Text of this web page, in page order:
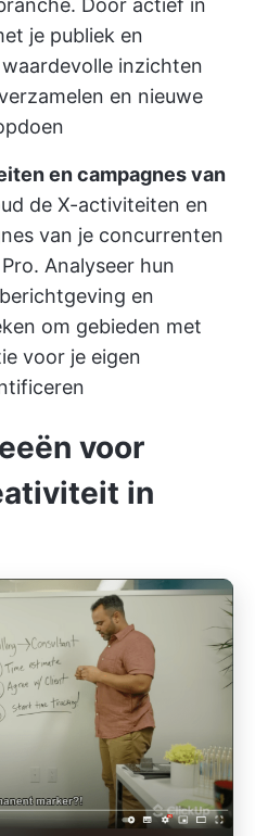
Door actief in
je publiek en
inzichten
en nieuwe
en campagnes van
de X-activiteiten en
van je concurrenten
Analyseer hun
en
om gebieden met
voor je eigen
voor
in